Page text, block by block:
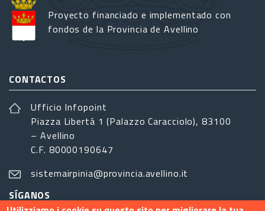
Proyecto financiado e implementado con
fondos de la Provincia de Avellino
CONTACTOS
Ufficio Infopoint
Piazza Libertá 1 (Palazzo Caracciolo), 83100
– Avellino
C.F. 80000190647
sistemairpinia@provincia.avellino.it
SÍGANOS